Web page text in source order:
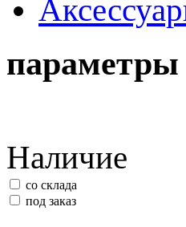
Наличие
со склада
под заказ